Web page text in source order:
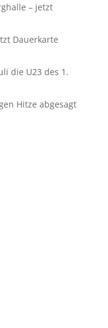
– jetzt
Dauerkarte
die U23 des 1.
Hitze abgesagt